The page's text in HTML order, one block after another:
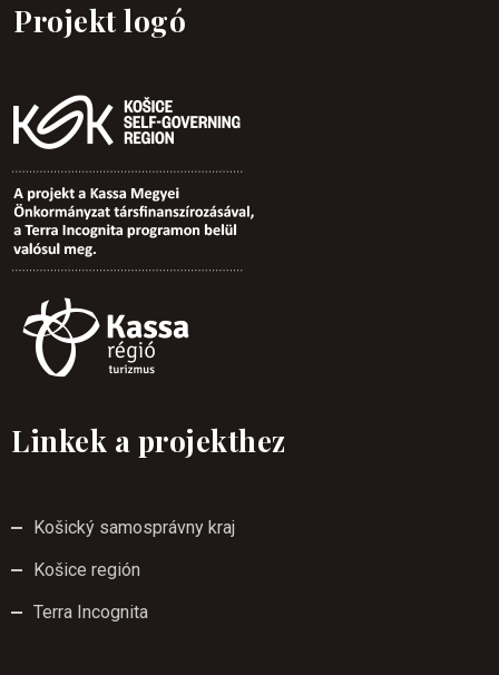
Projekt logó
Linkek a projekthez
Košický samosprávny kraj
Košice región
Terra Incognita